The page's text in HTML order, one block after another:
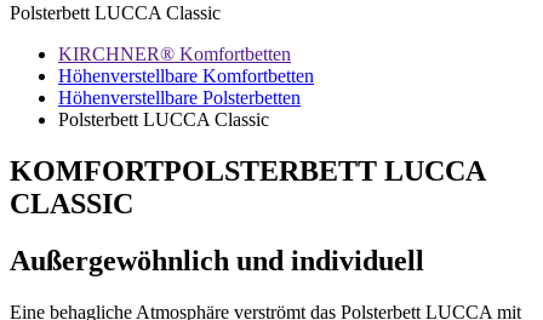
Polsterbett LUCCA Classic
KIRCHNER® Komfortbetten
Höhenverstellbare Komfortbetten
Höhenverstellbare Polsterbetten
Polsterbett LUCCA Classic
KOMFORTPOLSTERBETT LUCCA
CLASSIC
Außergewöhnlich und individuell
Eine behagliche Atmosphäre verströmt das Polsterbett LUCCA mit